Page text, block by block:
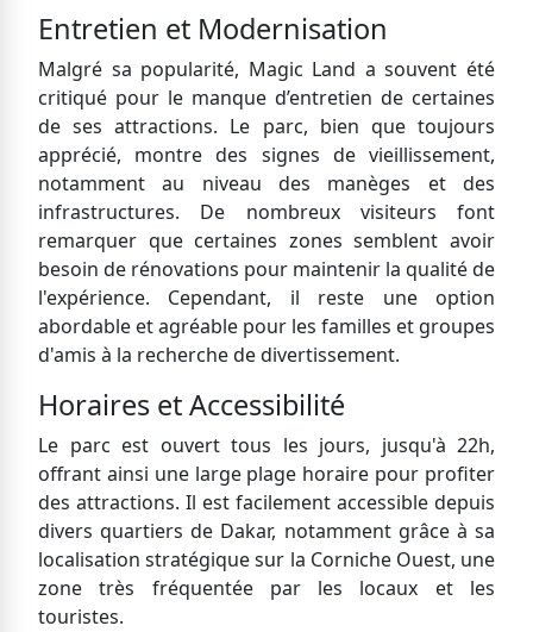
Entretien et Modernisation
Malgré sa popularité, Magic Land a souvent été
critiqué pour le manque d’entretien de certaines
de ses attractions. Le parc, bien que toujours
apprécié, montre des signes de vieillissement,
notamment au niveau des manèges et des
infrastructures. De nombreux visiteurs font
remarquer que certaines zones semblent avoir
besoin de rénovations pour maintenir la qualité de
l'expérience. Cependant, il reste une option
abordable et agréable pour les familles et groupes
d'amis à la recherche de divertissement.
Horaires et Accessibilité
Le parc est ouvert tous les jours, jusqu'à 22h,
offrant ainsi une large plage horaire pour profiter
des attractions. Il est facilement accessible depuis
divers quartiers de Dakar, notamment grâce à sa
localisation stratégique sur la Corniche Ouest, une
zone très fréquentée par les locaux et les
touristes.